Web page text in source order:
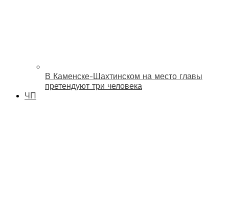
В Каменске-Шахтинском на место главы
претендуют три человека
ЧП